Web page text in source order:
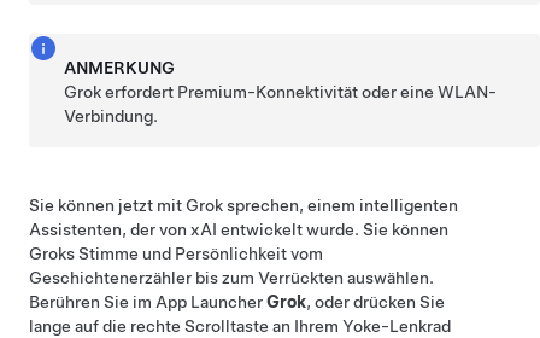
ANMERKUNG
Grok erfordert Premium-Konnektivität oder eine WLAN-
Verbindung.
Sie können jetzt mit Grok sprechen, einem intelligenten
Assistenten, der von xAI entwickelt wurde. Sie können
Groks Stimme und Persönlichkeit vom
Geschichtenerzähler bis zum Verrückten auswählen.
Berühren Sie im App LauncherGrok, oder drücken Sie
lange auf die rechte Scrolltaste an Ihrem Yoke-Lenkrad